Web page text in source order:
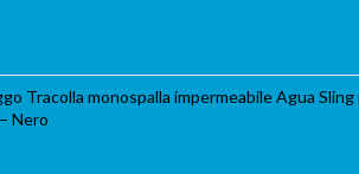
Tracolla monospalla impermeabile Agua
Nero